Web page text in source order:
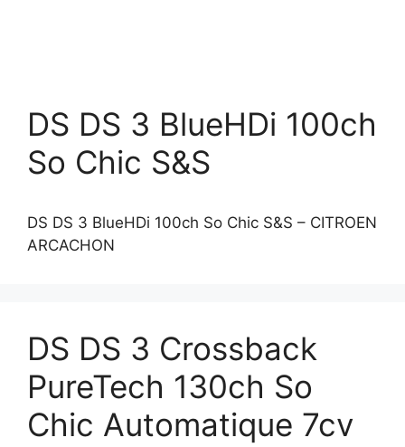
DS DS 3 BlueHDi 100ch
So Chic S&S
DS DS 3 BlueHDi 100ch So Chic S&S – CITROEN
ARCACHON
DS DS 3 Crossback
PureTech 130ch So
Chic Automatique 7cv